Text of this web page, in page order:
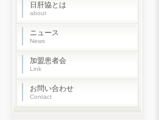
日肝協とは
about
ニュース
News
加盟患者会
Link
お問い合わせ
Contact